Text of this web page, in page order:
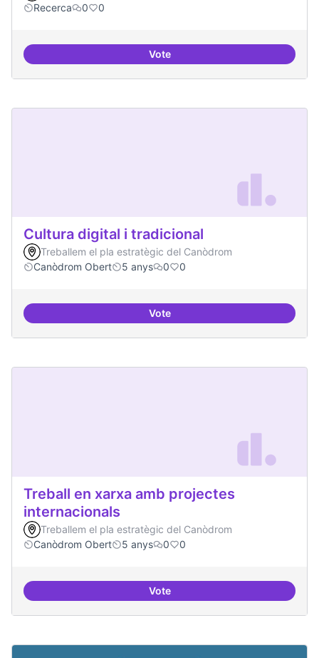
Recerca
0 0
VoteModel exportable - guifinet a
Cultura digital i tradicional
Treballem el pla estratègic del Canòdrom
Canòdrom Obert
5 anys 0 0
VoteCultura digital i tradicional
Treball en xarxa amb projectes
internacionals
Treballem el pla estratègic del Canòdrom
Canòdrom Obert
5 anys 0 0
VoteTreball en xarxa amb projectes